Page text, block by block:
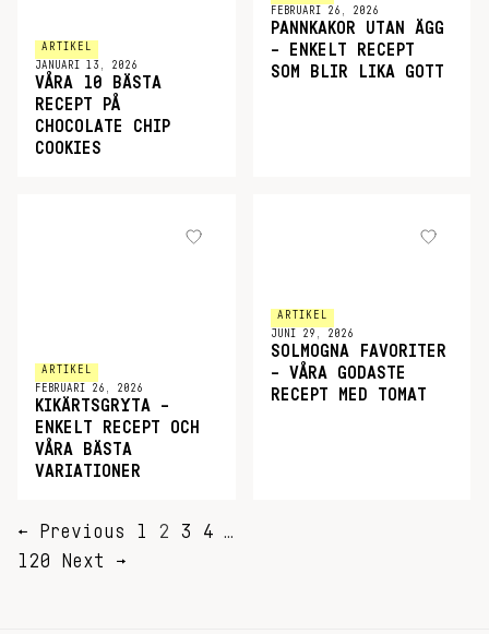
ARTIKEL
JANUARI 13, 2026
VÅRA 10 BÄSTA
RECEPT PÅ
CHOCOLATE CHIP
COOKIES
FEBRUARI 26, 2026
PANNKAKOR UTAN ÄGG
– ENKELT RECEPT
SOM BLIR LIKA GOTT
ARTIKEL
FEBRUARI 26, 2026
KIKÄRTSGRYTA –
ENKELT RECEPT OCH
VÅRA BÄSTA
VARIATIONER
ARTIKEL
JUNI 29, 2026
SOLMOGNA FAVORITER
– VÅRA GODASTE
RECEPT MED TOMAT
SIDNUMRERING
FÖR
← Previous 1 2 3 4 …
120
Next →